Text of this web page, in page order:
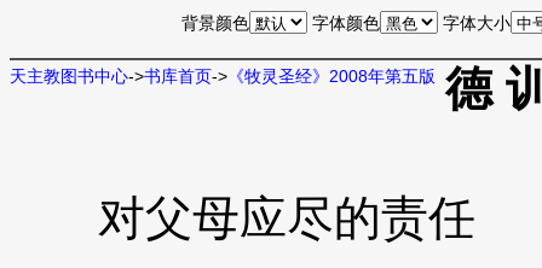
背景颜色 字体颜色 字体大小
天主教图书中心->书库首页-> 《牧灵圣经》2008年第五版 德
对父母应尽的责任